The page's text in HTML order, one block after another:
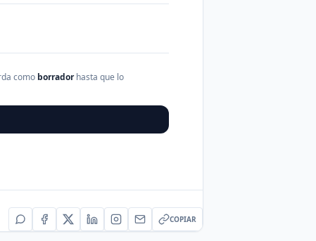
como borradorhasta que lo
COPIAR